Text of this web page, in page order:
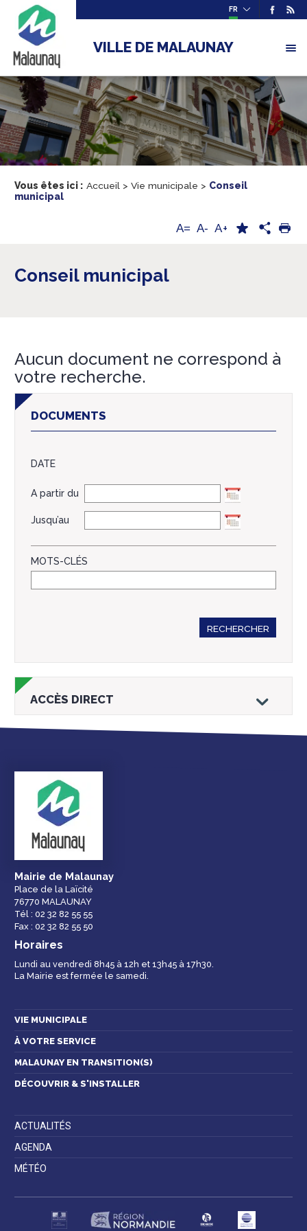
FR
VILLE DE MALAUNAY
Vous êtes ici : Accueil > Vie municipale > Conseil
municipal
A= A- A+
Conseil municipal
Aucun document ne correspond à
votre recherche.
DOCUMENTS
DATE
A partir du
Jusqu’au
MOTS-CLÉS
RECHERCHER
ACCÈS DIRECT
Droits et
démarches
Espace famille
Mairie de Malaunay
Place de la Laïcité
76770 MALAUNAY
Tél : 02 32 82 55 55
Fax : 02 32 82 55 50
Horaires
Lundi au vendredi 8h45 à 12h et 13h45 à 17h30.
La Mairie est fermée le samedi.
VIE MUNICIPALE
À VOTRE SERVICE
MALAUNAY EN TRANSITION(S)
DÉCOUVRIR & S'INSTALLER
ACTUALITÉS
AGENDA
MÉTÉO